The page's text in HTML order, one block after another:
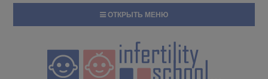
ОТКРЫТЬ МЕНЮ